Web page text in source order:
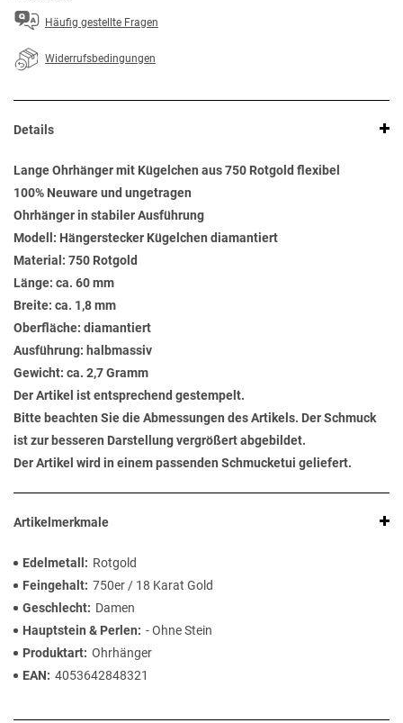
Häufig gestellte Fragen
Widerrufsbedingungen
Details
Lange Ohrhänger mit Kügelchen aus 750 Rotgold flexibel
100% Neuware und ungetragen
Ohrhänger in stabiler Ausführung
Modell: Hängerstecker Kügelchen diamantiert
Material: 750 Rotgold
Länge: ca. 60 mm
Breite: ca. 1,8 mm
Oberfläche: diamantiert
Ausführung: halbmassiv
Gewicht: ca. 2,7 Gramm
Der Artikel ist entsprechend gestempelt.
Bitte beachten Sie die Abmessungen des Artikels. Der Schmuck
ist zur besseren Darstellung vergrößert abgebildet.
Der Artikel wird in einem passenden Schmucketui geliefert.
Artikelmerkmale
Edelmetall
Rotgold
Feingehalt 750er / 18 Karat Gold
Geschlecht
Damen
Hauptstein & Perlen
- Ohne Stein
Produktart Ohrhänger
EAN
4053642848321